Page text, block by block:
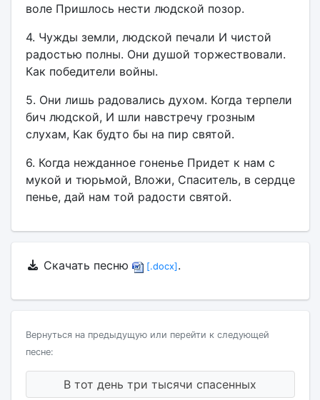
воле Пришлось нести людской позор.
4. Чужды земли, людской печали И чистой
радостью полны. Они душой торжествовали.
Как победители войны.
5. Они лишь радовались духом. Когда терпели
бич людской, И шли навстречу грозным
слухам, Как будто бы на пир святой.
6. Когда нежданное гоненье Придет к нам с
мукой и тюрьмой, Вложи, Спаситель, в сердце
пенье, дай нам той радости святой.
Скачать песню [.docx] .
Вернуться на предыдущую или перейти к следующей
песне:
В тот день три тысячи спасенных